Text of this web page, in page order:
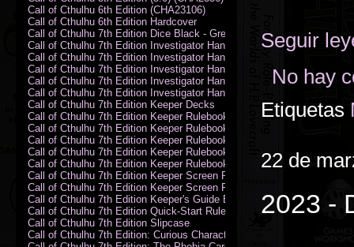
Seguir
No hay
Etiquetas
22 de
2023 -
Call of Cthulhu 6th Edition (CHA23106)
Call of Cthulhu 6th Edition Hardcover
Call of Cthulhu 7th Edition Dice Black - Green
Call of Cthulhu 7th Edition Investigator Handbook (PDF)
Call of Cthulhu 7th Edition Investigator Handbook Backer Proof (PDF)
Call of Cthulhu 7th Edition Investigator Handbook Hardcover
Call of Cthulhu 7th Edition Investigator Handbook Leatherette
Call of Cthulhu 7th Edition Investigator Handbook Softcover
Call of Cthulhu 7th Edition Keeper Decks
Call of Cthulhu 7th Edition Keeper Rulebook (PDF)
Call of Cthulhu 7th Edition Keeper Rulebook Backer Proof (PDF)
Call of Cthulhu 7th Edition Keeper Rulebook Hardcover
Call of Cthulhu 7th Edition Keeper Rulebook Leatherette
Call of Cthulhu 7th Edition Keeper Rulebook Softcover
Call of Cthulhu 7th Edition Keeper Screen Pack
Call of Cthulhu 7th Edition Keeper Screen Pack (PDF)
Call of Cthulhu 7th Edition Keeper's Guide El Artesano del Rey Edition
Call of Cthulhu 7th Edition Quick-Start Rules (PDF)
Call of Cthulhu 7th Edition Slipcase
Call of Cthulhu 7th Edition: Curious Characters Card Deck